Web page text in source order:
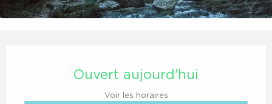
Ouvert aujourd'hui
Voir les horaires